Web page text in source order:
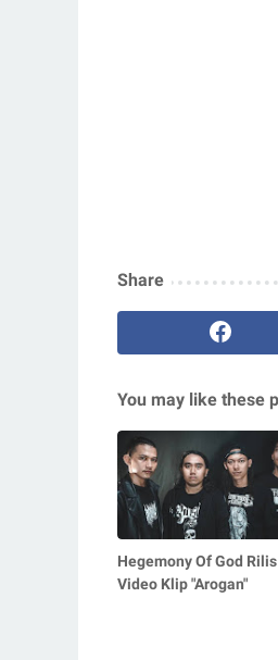
Share
You may like these
Hegemony Of God Rilis
Video Klip "Arogan"